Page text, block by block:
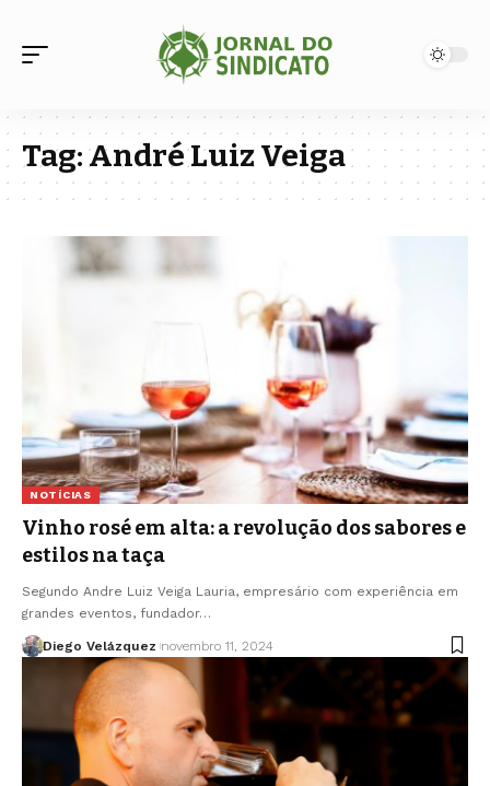
Tag:André Luiz Veiga
NOTÍCIAS
Vinho rosé em alta: a revolução dos sabores e
estilos na taça
Segundo Andre Luiz Veiga Lauria, empresário com experiência em
grandes eventos, fundador…
Diego Velázquez novembro 11, 2024